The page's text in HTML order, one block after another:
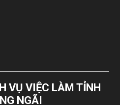
VỤ VIỆC LÀM TỈNH
NGÃI